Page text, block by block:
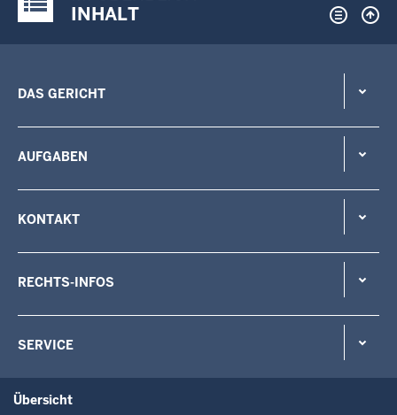
INHALT
DAS GERICHT
AUFGABEN
KONTAKT
RECHTS-INFOS
SERVICE
Übersicht